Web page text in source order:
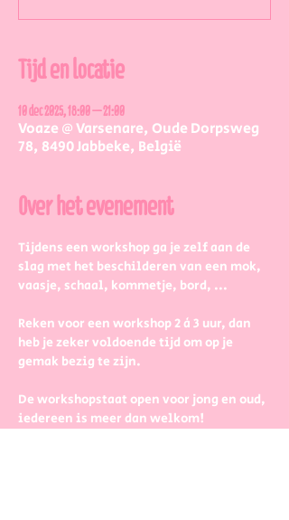
Tijd en locatie
10 dec 2025, 18:00 – 21:00
Voaze @ Varsenare, Oude Dorpsweg
78, 8490 Jabbeke, België
Over het evenement
Tijdens een workshop ga je zelf aan de
slag met het beschilderen van een mok,
vaasje, schaal, kommetje, bord, ...
Reken voor een workshop 2 à 3 uur, dan
heb je zeker voldoende tijd om op je
gemak bezig te zijn.
De workshopstaat open voor jong en oud,
iedereen is meer dan welkom!